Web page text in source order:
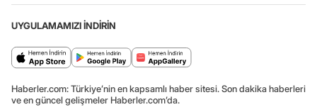
UYGULAMAMIZI İNDİRİN
Haberler.com: Türkiye’nin en kapsamlı haber sitesi. Son dakika haberleri
ve en güncel gelişmeler Haberler.com’da.